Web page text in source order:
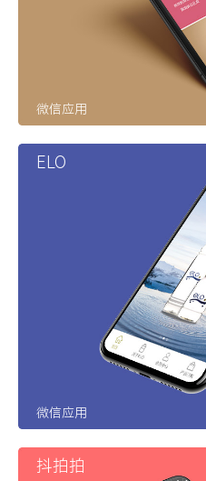
微信应用
ELO
微信应用
抖拍拍